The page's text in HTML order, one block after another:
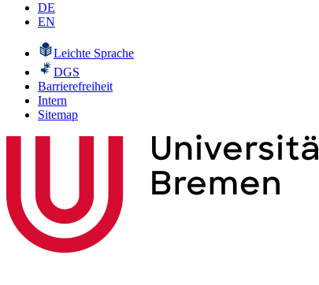
DE
EN
Leichte Sprache
DGS
Barrierefreiheit
Intern
Sitemap